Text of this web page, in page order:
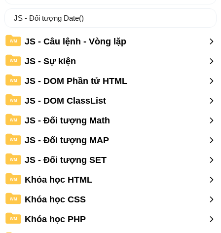
JS - Đối tượng Date()
WM JS - Câu lệnh - Vòng lặp
WM JS - Sự kiện
WM JS - DOM Phần tử HTML
WM JS - DOM ClassList
WM JS - Đối tượng Math
WM JS - Đối tượng MAP
WM JS - Đối tượng SET
WM Khóa học HTML
WM Khóa học CSS
WM Khóa học PHP